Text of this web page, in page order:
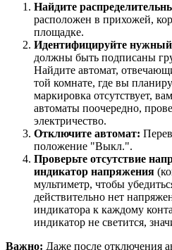
Найдите
расположен в прихожей,
площадке.
Идентифицируйте
должны быть подписаны
Найдите автомат,
той комнате, где вы
маркировка отсутствует,
автоматы поочередно,
электричество.
Отключите автомат:
положение "Выкл.".
Проверьте отсутствие
индикатор напряжения
мультиметр, чтобы
действительно нет
индикатора к каждому
индикатор не светится,
Важно: Даже после отключения